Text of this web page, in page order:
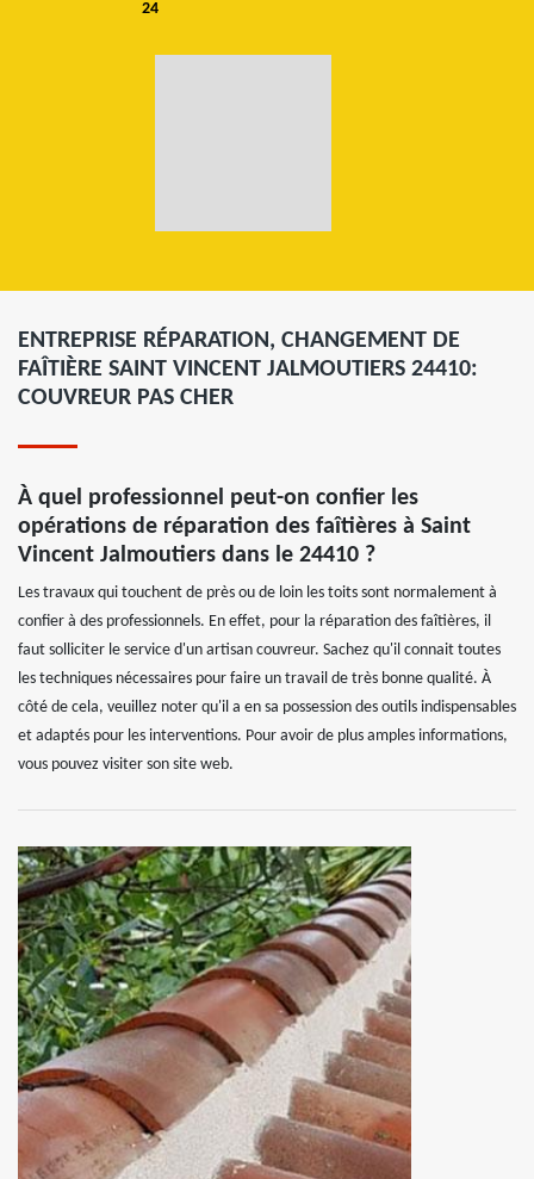
24
ENTREPRISE RÉPARATION, CHANGEMENT DE
FAÎTIÈRE SAINT VINCENT JALMOUTIERS 24410:
COUVREUR PAS CHER
À quel professionnel peut-on confier les
opérations de réparation des faîtières à Saint
Vincent Jalmoutiers dans le 24410 ?
Les travaux qui touchent de près ou de loin les toits sont normalement à
confier à des professionnels. En effet, pour la réparation des faîtières, il
faut solliciter le service d'un artisan couvreur. Sachez qu'il connait toutes
les techniques nécessaires pour faire un travail de très bonne qualité. À
côté de cela, veuillez noter qu'il a en sa possession des outils indispensables
et adaptés pour les interventions. Pour avoir de plus amples informations,
vous pouvez visiter son site web.